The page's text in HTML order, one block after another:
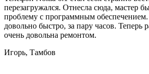
перезагружался. Отнесла сюда, мастер
проблему с программным
довольно быстро, за пару часов. Теперь
очень довольна ремонтом.
Игорь, Тамбов